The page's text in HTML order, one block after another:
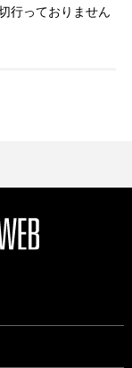
行っておりません